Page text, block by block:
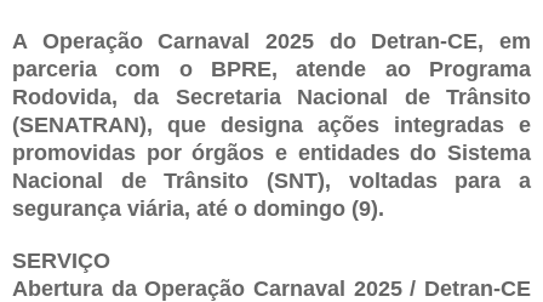
A Operação Carnaval 2025 do Detran-CE, em
parceria com o BPRE, atende ao Programa
Rodovida, da Secretaria Nacional de Trânsito
(SENATRAN), que designa ações integradas e
promovidas por órgãos e entidades do Sistema
Nacional de Trânsito (SNT), voltadas para a
segurança viária, até o domingo (9).
SERVIÇO
Abertura da Operação Carnaval 2025 / Detran-CE